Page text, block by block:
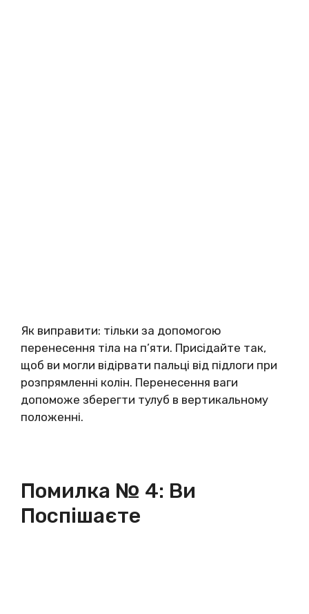
Як виправити: тільки за допомогою
перенесення тіла на п’яти. Присідайте так,
щоб ви могли відірвати пальці від підлоги при
розпрямленні колін. Перенесення ваги
допоможе зберегти тулуб в вертикальному
положенні.
Помилка № 4: Ви
Поспішаєте